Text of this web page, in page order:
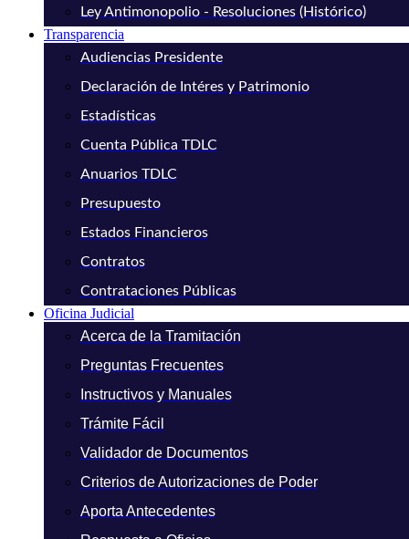
Ley Antimonopolio - Resoluciones (Histórico)
Transparencia
Audiencias Presidente
Declaración de Intéres y Patrimonio
Estadísticas
Cuenta Pública TDLC
Anuarios TDLC
Presupuesto
Estados Financieros
Contratos
Contrataciones Públicas
Oficina Judicial
Acerca de la Tramitación
Preguntas Frecuentes
Instructivos y Manuales
Trámite Fácil
Validador de Documentos
Criterios de Autorizaciones de Poder
Aporta Antecedentes